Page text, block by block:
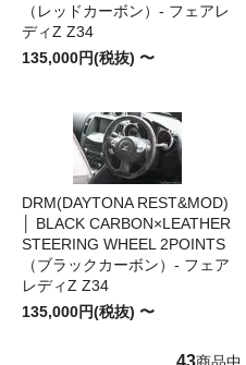
（レッドカーボン）- フェアレ
ディZ Z34
135,000円(税抜) 〜
DRM(DAYTONA REST&MOD)
│ BLACK CARBON×LEATHER
STEERING WHEEL 2POINTS
（ブラックカーボン）- フェア
レディZ Z34
135,000円(税抜) 〜
43商品中